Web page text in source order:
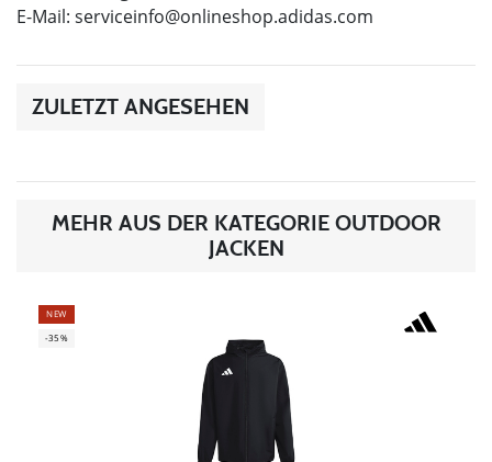
E-Mail: serviceinfo@onlineshop.adidas.com
ZULETZT ANGESEHEN
MEHR AUS DER KATEGORIE OUTDOOR
JACKEN
NEW
-35%